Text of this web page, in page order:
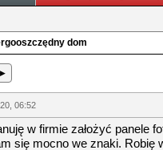
dom
06:52
w firmie założyć panele
się mocno we znaki. Robię